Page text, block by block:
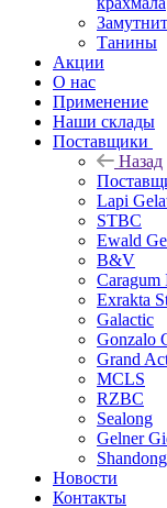
Танины
Акции
О нас
Применение
Наши склады
Поставщики
Назад
Lapi
STBC
Ewald
B&V
Caragum
Exrakta
Galactic
Gonzalo
Grand
MCLS
RZBC
Sealong
Gelner
Новости
Контакты